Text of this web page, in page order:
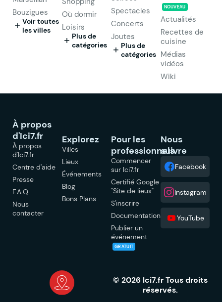
Bouzigues
Voir toutes
les villes
Où dormir
Loisirs
Plus de
catégories
Spectacles
Concerts
Joutes
Plus de
catégories
NOUVEAU
Actualités
Recettes de
cuisine
Médias
vidéos
Wiki
À propos
d'Ici7.fr
À propos
d'Ici7.fr
Centre d'aide
Presse
F.A.Q
Nous
contacter
Explorez
Villes
Lieux
Événements
Blog
Bons Plans
Pour les
professionnels
Commencer
sur Ici7.fr
Certifié Google
"Site de lieux"
S'inscrire
Documentation
Publier un
événement
GRATUIT
Nous
suivre
Facebook
Instagram
YouTube
© 2026 Ici7.fr Tous droits
réservés.